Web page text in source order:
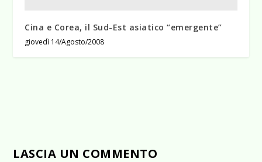
Cina e Corea, il Sud-Est asiatico “emergente”
giovedì 14/Agosto/2008
LASCIA UN COMMENTO